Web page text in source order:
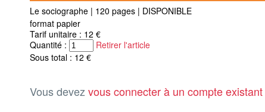
Le sociographe | 120 pages | DISPONIBLE
format papier
Tarif unitaire : 12 €
Quantité :
Retirer l'article
Sous total : 12 €
Vous devezvous connecter à un compte existant